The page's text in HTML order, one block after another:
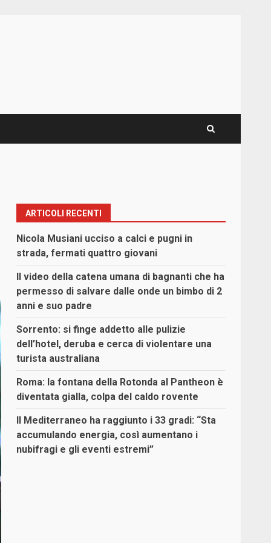
ARTICOLI RECENTI
Nicola Musiani ucciso a calci e pugni in
strada, fermati quattro giovani
Il video della catena umana di bagnanti che ha
permesso di salvare dalle onde un bimbo di 2
anni e suo padre
Sorrento: si finge addetto alle pulizie
dell’hotel, deruba e cerca di violentare una
turista australiana
Roma: la fontana della Rotonda al Pantheon è
diventata gialla, colpa del caldo rovente
Il Mediterraneo ha raggiunto i 33 gradi: “Sta
accumulando energia, così aumentano i
nubifragi e gli eventi estremi”